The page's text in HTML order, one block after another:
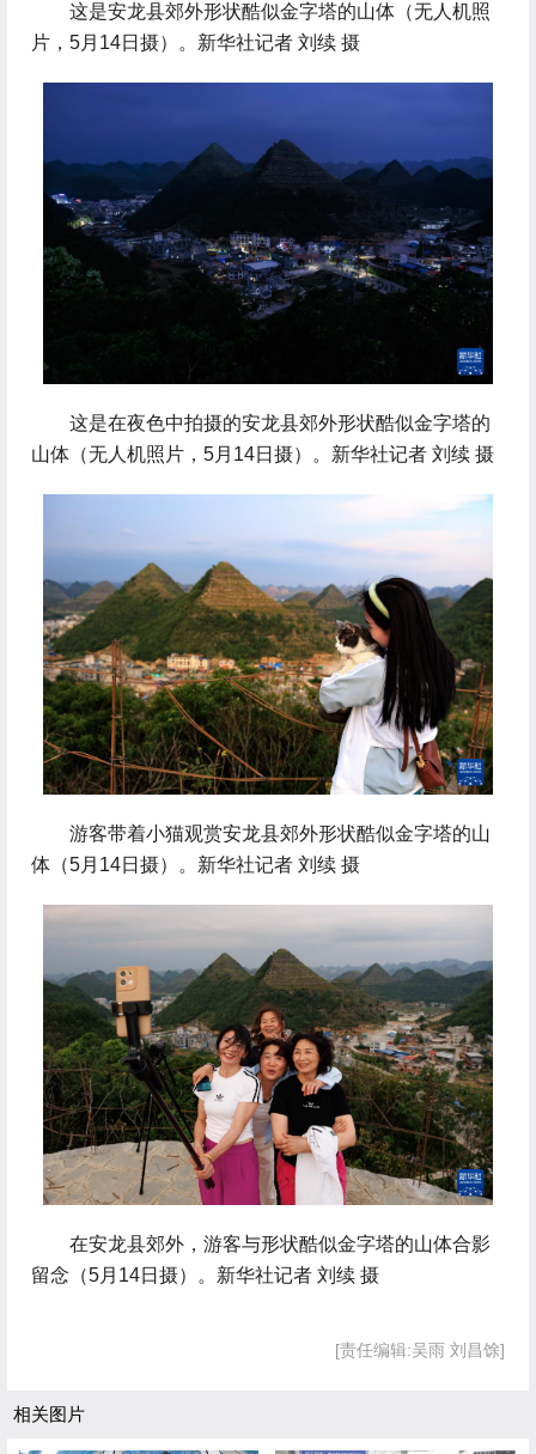
这是安龙县郊外形状酷似金字塔的山体（无人机照
片，5月14日摄）。新华社记者 刘续 摄
这是在夜色中拍摄的安龙县郊外形状酷似金字塔的
山体（无人机照片，5月14日摄）。新华社记者 刘续 摄
游客带着小猫观赏安龙县郊外形状酷似金字塔的山
体（5月14日摄）。新华社记者 刘续 摄
在安龙县郊外，游客与形状酷似金字塔的山体合影
留念（5月14日摄）。新华社记者 刘续 摄
[责任编辑:吴雨 刘昌馀]
相关图片